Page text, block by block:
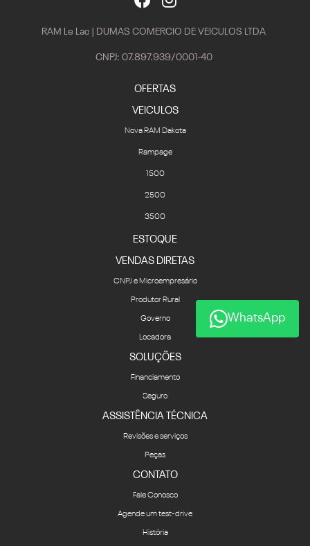
RAM Le Lac | DUMAS COMERCIO DE VEICULOS LTDA
CNPJ: 07.897.939/0001-40
OFERTAS
VEICULOS
Nova RAM Dakota
Rampage
1500
2500
3500
ESTOQUE
VENDAS DIRETAS
CNPJ e Microempresário
Produtor Rural
Governo
Locadora
SOLUÇÕES
Financiamento
Seguro
ASSISTÊNCIA TÉCNICA
Revisões e serviços
Peças
CONTATO
Fale Conosco
Agende um test-drive
História
WhatsApp